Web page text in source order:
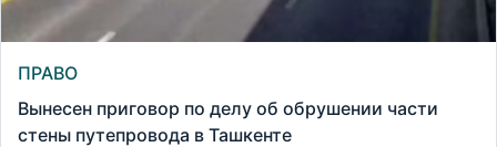
ПРАВО
Вынесен приговор по делу об обрушении части
стены путепровода в Ташкенте